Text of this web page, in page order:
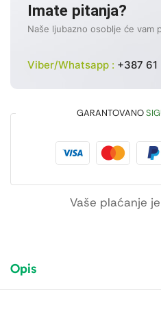
Imate pitanja?
Naše ljubazno osoblje će vam
Viber/Whatsapp : +387
GARANTOVANO
Vaše plaćanje je
Opis